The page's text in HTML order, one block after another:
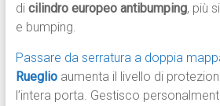
di cilindro europeo antibumping, più
e bumping.​
Passare da serratura a doppia
Rueglioaumenta il livello di
l’intera porta. Gestisco